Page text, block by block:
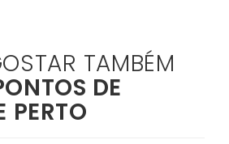
TAMBÉM
DE
PERTO